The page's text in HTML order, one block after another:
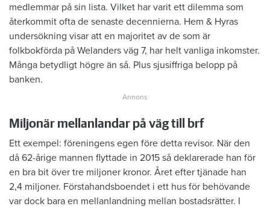
medlemmar på sin lista. Vilket har varit ett dilemma som
återkommit ofta de senaste decennierna. Hem & Hyras
undersökning visar att en majoritet av de som är
folkbokförda på Welanders väg 7, har helt vanliga inkomster.
Många betydligt högre än så. Plus sjusiffriga belopp på
banken.
Miljonär mellanlandar på väg till brf
Ett exempel: föreningens egen före detta revisor. När den
då 62-årige mannen flyttade in 2015 så deklarerade han för
en bra bit över tre miljoner kronor. Året efter tjänade han
2,4 miljoner. Förstahandsboendet i ett hus för behövande
var dock bara en mellanlandning mellan bostadsrätter. I